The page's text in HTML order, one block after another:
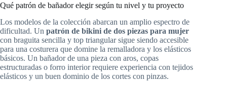
Qué patrón de bañador elegir según tu nivel y tu proyecto
Los modelos de la colección abarcan un amplio espectro de
dificultad. Un patrón de bikini de dos piezas para mujer
con braguita sencilla y top triangular sigue siendo accesible
para una costurera que domine la remalladora y los elásticos
básicos. Un bañador de una pieza con aros, copas
estructuradas o forro interior requiere experiencia con tejidos
elásticos y un buen dominio de los cortes con pinzas.